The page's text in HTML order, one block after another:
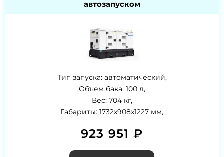
автозапуском
Тип запуска: автоматический,
Объем бака: 100 л,
Вес: 704 кг,
Габариты: 1732x908x1227 мм,
923 951 ₽